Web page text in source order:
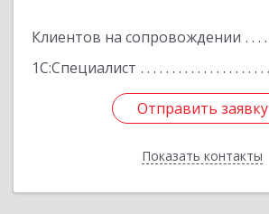
Клиентов на сопровождении
1С:Специалист
Отправить заявку
Показать контакты
Отправить заявку
Назад